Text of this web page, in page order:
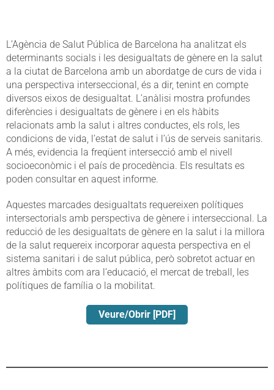
L’Agència de Salut Pública de Barcelona ha analitzat els
determinants socials i les desigualtats de gènere en la salut
a la ciutat de Barcelona amb un abordatge de curs de vida i
una perspectiva interseccional, és a dir, tenint en compte
diversos eixos de desigualtat. L’anàlisi mostra profundes
diferències i desigualtats de gènere i en els hàbits
relacionats amb la salut i altres conductes, els rols, les
condicions de vida, l’estat de salut i l’ús de serveis sanitaris.
A més, evidencia la freqüent intersecció amb el nivell
socioeconòmic i el país de procedència. Els resultats es
poden consultar en aquest informe.
Aquestes marcades desigualtats requereixen polítiques
intersectorials amb perspectiva de gènere i interseccional. La
reducció de les desigualtats de gènere en la salut i la millora
de la salut requereix incorporar aquesta perspectiva en el
sistema sanitari i de salut pública, però sobretot actuar en
altres àmbits com ara l’educació, el mercat de treball, les
polítiques de família o la mobilitat.
Veure/Obrir [PDF]